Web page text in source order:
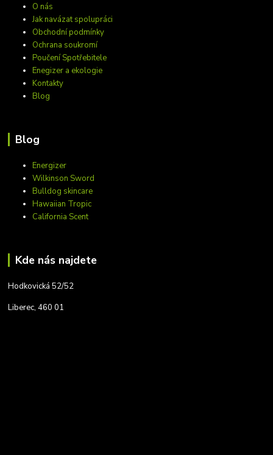
O nás
Jak navázat spolupráci
Obchodní podmínky
Ochrana soukromí
Poučení Spotřebitele
Enegizer a ekologie
Kontakty
Blog
Blog
Energizer
Wilkinson Sword
Bulldog skincare
Hawaiian Tropic
California Scent
Kde nás najdete
Hodkovická 52/52
Liberec, 460 01